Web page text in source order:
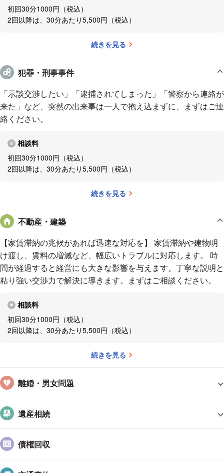
アクセス
小田急電鉄小田原線、「本厚木駅」より徒歩2分
初回30分1000円（税込）
2回以降は、30分あたり5,500円（税込）
続きを見る
犯罪・刑事事件
「示談交渉したい」「逮捕されてしまった」「警察から連絡が
来た」など、突然の出来事は一人で抱え込まずに、まずはご連
絡ください。
相談料
初回30分1000円（税込）
2回以降は、30分あたり5,500円（税込）
続きを見る
不動産・建築
【家賃滞納の兆候があれば迅速な対応を】 家賃滞納や建物明
け渡し、賃料の増減など、幅広いトラブルに対応します。 時
間が経過すると経営にも大きな影響を与えます。丁寧な説明と
粘り強い交渉力で解決に導きます。まずはご相談ください。
相談料
初回30分1000円（税込）
2回以降は、30分あたり5,500円（税込）
続きを見る
離婚・男女問題
遺産相続
債権回収